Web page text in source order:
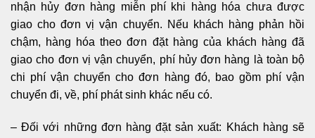
nhận hủy đơn hàng miễn phí khi hàng hóa chưa được
giao cho đơn vị vận chuyển. Nếu khách hàng phản hồi
chậm, hàng hóa theo đơn đặt hàng của khách hàng đã
giao cho đơn vị vận chuyển, phí hủy đơn hàng là toàn bộ
chi phí vận chuyển cho đơn hàng đó, bao gồm phí vận
chuyển đi, về, phí phát sinh khác nếu có.
– Đối với những đơn hàng đặt sản xuất: Khách hàng sẽ